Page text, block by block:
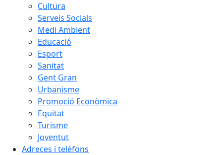
Cultura
Serveis Socials
Medi Ambient
Educació
Esport
Sanitat
Gent Gran
Urbanisme
Promoció Econòmica
Equitat
Turisme
Joventut
Adreces i telèfons